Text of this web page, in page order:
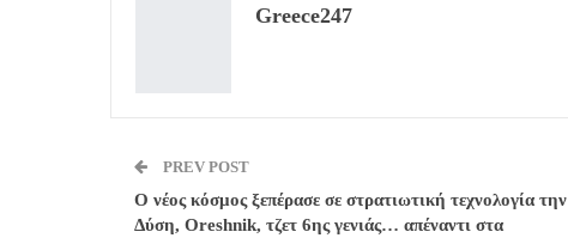
Greece247
PREV POST
Ο νέος κόσμος ξεπέρασε σε στρατιωτική τεχνολογία την
Δύση, Oreshnik, τζετ 6ης γενιάς… απέναντι στα